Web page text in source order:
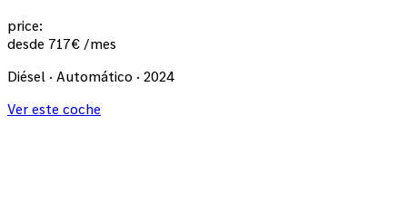
price:
desde 717€ /mes
Diésel · Automático · 2024
Ver este coche